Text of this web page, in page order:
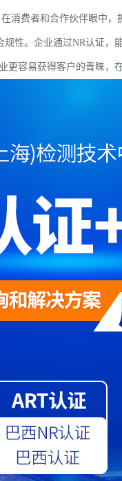
消费者和合作伙伴眼中，
性。企业通过NR认证，
容易获得客户的青睐，